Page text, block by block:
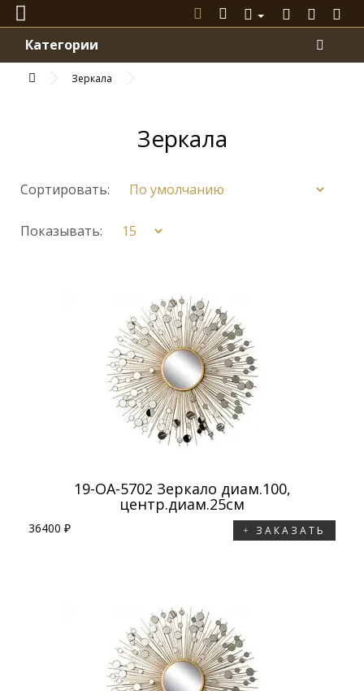
Категории
Зеркала
Зеркала
Сортировать:
Показывать:
19-OA-5702 Зеркало диам.100,
центр.диам.25см
36400 ₽ ЗАКАЗАТЬ